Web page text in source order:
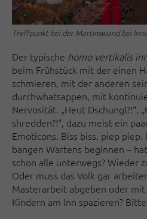
Treffpunkt bei der Martinswand bei
Der typische homo vertikalis
beim Frühstück mit der einen
schmieren, mit der anderen
durchwhatsappen, mit
Nervosität. „Heut Dschungl?!“,
shredden?!“, dazu meist ein
Emoticons. Biss biss, piep
bangen Wartens beginnen –
schon alle unterwegs? Wieder
Oder muss das Volk gar
Masterarbeit abgeben oder
Kindern am Inn spazieren?